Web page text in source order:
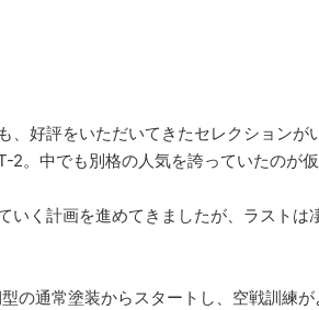
、好評をいただいてきたセレクション
2。中でも別格の人気を誇っていたのが
いく計画を進めてきましたが、ラスト
の通常塗装からスタートし、空戦訓練